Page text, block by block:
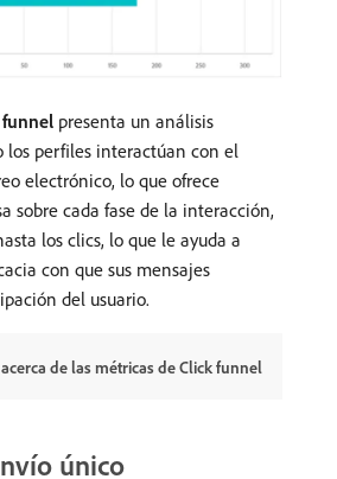
presenta un análisis
los perfiles interactúan con el
electrónico, lo que ofrece
sobre cada fase de la interacción,
los clics, lo que le ayuda a
con que sus mensajes
del usuario.
de las métricas de Click funnel
único